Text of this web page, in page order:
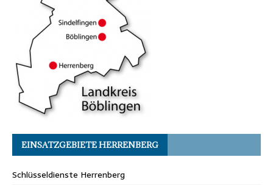
EINSATZGEBIETE HERRENBERG
Schlüsseldienste Herrenberg